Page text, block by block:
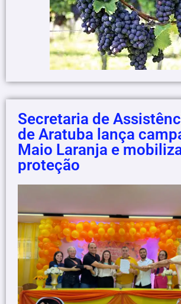
Secretaria de
de Aratuba lança
Maio Laranja e
proteção